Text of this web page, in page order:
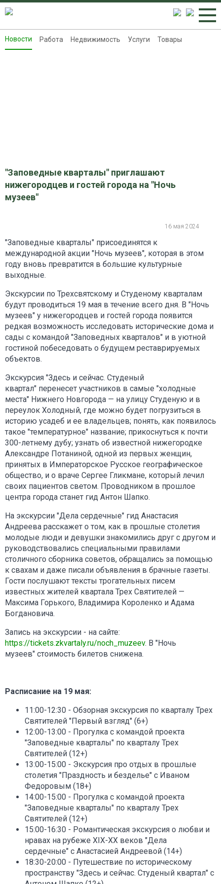
Новости
Новости Работа Недвижимость Услуги Товары
"Заповедные кварталы" приглашают
нижегородцев и гостей города на "Ночь
музеев"
16 мая 2024
"Заповедные кварталы" присоединятся к
международной акции "Ночь музеев", которая в этом
году вновь превратится в большие культурные
выходные.
Экскурсии по Трехсвятскому и Студеному кварталам
будут проводиться 19 мая в течение всего дня. В "Ночь
музеев" у нижегородцев и гостей города появится
редкая возможность исследовать исторические дома и
сады с командой "Заповедных кварталов" и в уютной
гостиной побеседовать о будущем реставрируемых
объектов.
Экскурсия "Здесь и сейчас. Студеный
квартал" перенесет участников в самые "холодные
места" Нижнего Новгорода — на улицу Студеную и в
переулок Холодный, где можно будет погрузиться в
историю усадеб и ее владельцев; понять, как появилось
такое "температурное" название; прикоснуться к почти
300-летнему дубу; узнать об известной нижегородке
Александре Потаниной, одной из первых женщин,
принятых в Императорское Русское географическое
общество, и о враче Сергее Гликмане, который лечил
своих пациентов светом. Проводником в прошлое
центра города станет гид Антон Шапко.
На экскурсии "Дела сердечные" гид Анастасия
Андреева расскажет о том, как в прошлые столетия
молодые люди и девушки знакомились друг с другом и
руководствовались специальными правилами
столичного сборника советов, обращались за помощью
к свахам и даже писали объявления в брачные газеты.
Гости послушают тексты трогательных писем
известных жителей квартала Трех Святителей —
Максима Горького, Владимира Короленко и Адама
Богдановича.
Запись на экскурсии - на сайте:
https://tickets.zkvartaly.ru/noch_muzeev. В "Ночь
музеев" стоимость билетов снижена.
Расписание на 19 мая:
11:00-12:30 - Обзорная экскурсия по кварталу Трех
Святителей "Первый взгляд" (6+)
12:00-13:00 - Прогулка с командой проекта
"Заповедные кварталы" по кварталу Трех
Святителей (12+)
13:00-15:00 - Экскурсия про отдых в прошлые
столетия "Праздность и безделье" с Иваном
Федоровым (18+)
14:00-15:00 - Прогулка с командой проекта
"Заповедные кварталы" по кварталу Трех
Святителей (12+)
15:00-16:30 - Романтическая экскурсия о любви и
нравах на рубеже XIX-XX веков "Дела
сердечные" с Анастасией Андреевой (14+)
18:30-20:00 - Путешествие по историческому
пространству "Здесь и сейчас. Студеный квартал" с